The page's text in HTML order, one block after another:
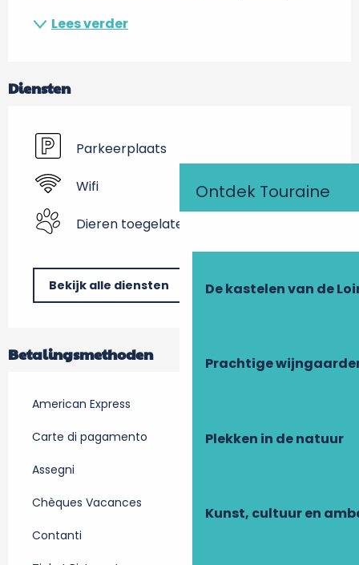
Ontdek Touraine
De kastelen van de
Prachtige
Plekken in de natuur
Kunst, cultuur en
Lees verder
Diensten
Parkeerplaats
Wifi
Dieren toegelaten
Bekijk alle diensten
Betalingsmethoden
American Express
Carte di pagamento
Assegni
Chèques Vacances
Contanti